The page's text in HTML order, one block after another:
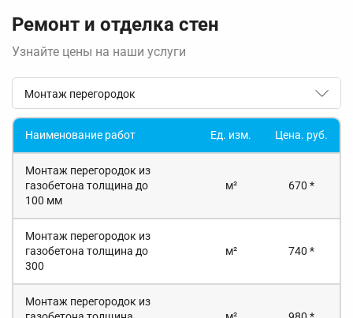
Ремонт и отделка стен
Узнайте цены на наши услуги
Монтаж перегородок
Наименование работ Ед. изм. Цена. руб.
Монтаж перегородок из
газобетона толщина до
100 мм
м² 670 *
Монтаж перегородок из
газобетона толщина до
300
м² 740 *
Монтаж перегородок из